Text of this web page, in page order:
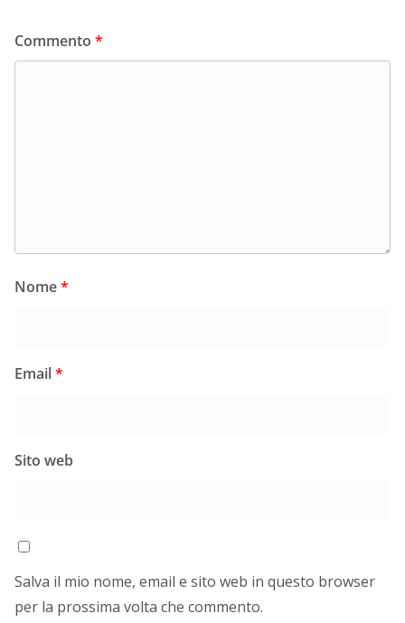
Commento *
Nome*
Email*
Sito web
Salva il mio nome, email e sito web in questo browser
per la prossima volta che commento.